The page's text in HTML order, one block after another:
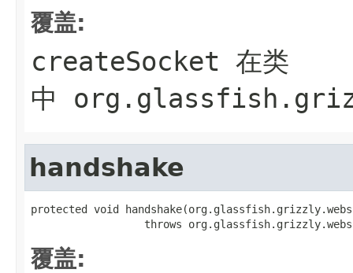
覆盖:
createSocket 在类
中
handshake
protected void
throws
覆盖: